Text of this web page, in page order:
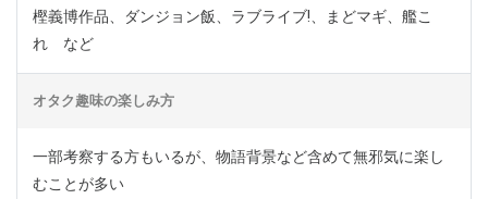
樫義博作品、ダンジョン飯、ラブライブ!、まどマギ、艦こ
れ など
オタク趣味の楽しみ方
一部考察する方もいるが、物語背景など含めて無邪気に楽し
むことが多い